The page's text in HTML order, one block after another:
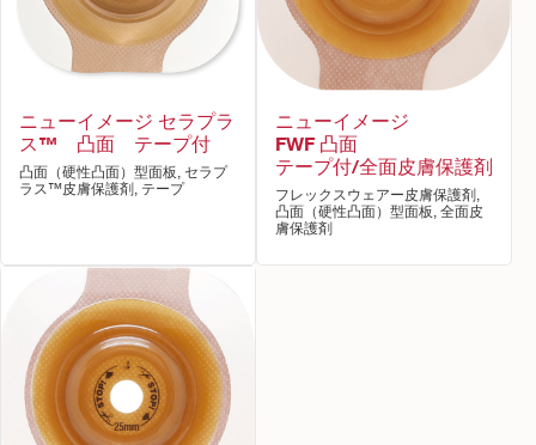
ニューイメージ セラプラ
ス™ 凸面 テープ付
凸面（硬性凸面）型面板, セラプ
ラス™皮膚保護剤, テープ
ニューイメージ
FWF 凸面
テープ付/全面皮膚保護剤
フレックスウェアー皮膚保護剤,
凸面（硬性凸面）型面板, 全面皮
膚保護剤